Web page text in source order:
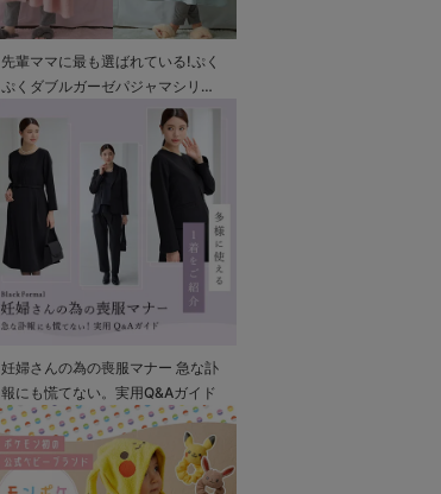
先輩ママに最も選ばれている!ぷく
ぷくダブルガーゼパジャマシリー
妊婦さんの為の喪服マナー 急な訃
報にも慌てない。実用Q&Aガイド